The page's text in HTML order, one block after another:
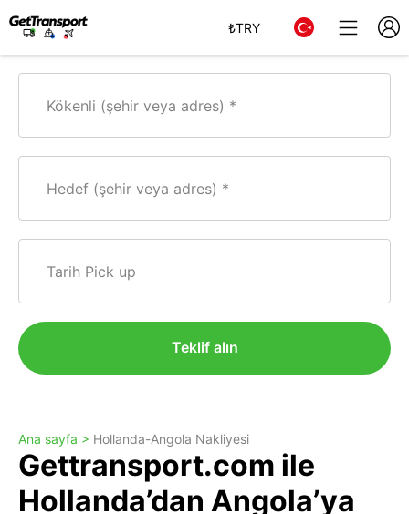
₺TRY
Kökenli (şehir veya adres)
Hedef (şehir veya adres)
Tarih Pick up
Teklif alın
Ana sayfa > Hollanda-Angola Nakliyesi
Gettransport.com ile
Hollanda’dan Angola’ya